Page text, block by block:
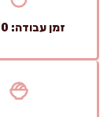
זמן עבודה: 30 דק'